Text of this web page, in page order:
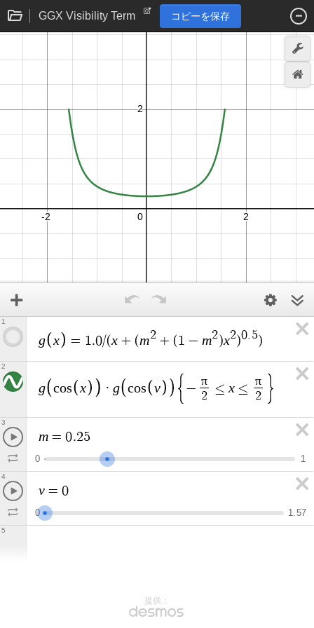
GGX Visibility Term コピーを保存
g x = 1.0/(x + (m2 + ( 1 − m2)x2)0. 5)
1
g cos x · g cos v −
π
2
≤ x ≤
π
2
2
m = 0.25
0 1
3
v = 0
0 1.57
4
5
提供：